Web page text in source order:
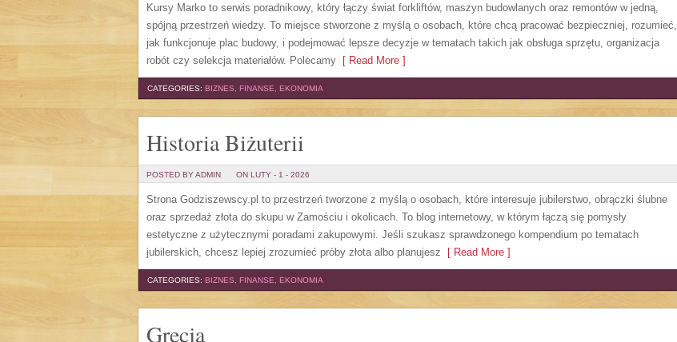
Kursy Marko to serwis poradnikowy, który łączy świat forkliftów, maszyn budowlanych oraz remontów w jedną,
spójną przestrzeń wiedzy. To miejsce stworzone z myślą o osobach, które chcą pracować bezpieczniej, rozumieć,
jak funkcjonuje plac budowy, i podejmować lepsze decyzje w tematach takich jak obsługa sprzętu, organizacja
robót czy selekcja materiałów. Polecamy [ Read More ]
CATEGORIES: BIZNES, FINANSE, EKONOMIA
Historia Biżuterii
POSTED BY ADMIN ON LUTY - 1 - 2026
Strona Godziszewscy.pl to przestrzeń tworzone z myślą o osobach, które interesuje jubilerstwo, obrączki ślubne
oraz sprzedaż złota do skupu w Zamościu i okolicach. To blog internetowy, w którym łączą się pomysły
estetyczne z użytecznymi poradami zakupowymi. Jeśli szukasz sprawdzonego kompendium po tematach
jubilerskich, chcesz lepiej zrozumieć próby złota albo planujesz [ Read More ]
CATEGORIES: BIZNES, FINANSE, EKONOMIA
Grecja